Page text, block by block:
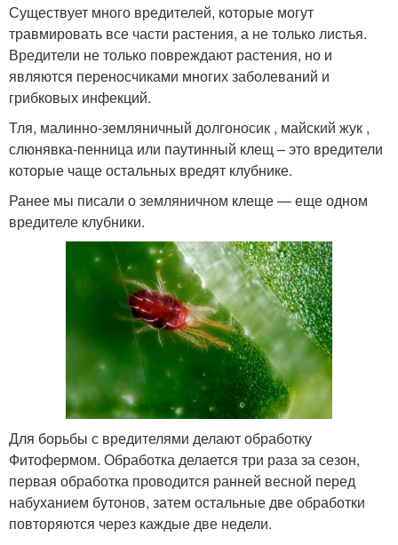
Существует много вредителей, которые могут
травмировать все части растения, а не только листья.
Вредители не только повреждают растения, но и
являются переносчиками многих заболеваний и
грибковых инфекций.
Тля, малинно-земляничный долгоносик , майский жук ,
слюнявка-пенница или паутинный клещ – это вредители
которые чаще остальных вредят клубнике.
Ранее мы писали о земляничном клеще — еще одном
вредителе клубники.
Для борьбы с вредителями делают обработку
Фитофермом. Обработка делается три раза за сезон,
первая обработка проводится ранней весной перед
набуханием бутонов, затем остальные две обработки
повторяются через каждые две недели.